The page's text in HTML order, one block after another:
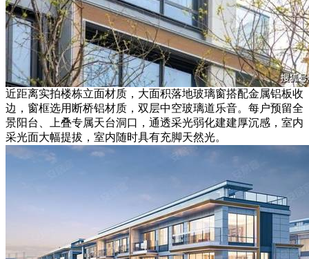
近距离实拍楼栋立面材质，大面积落地玻璃窗搭配金属铝板收
边，窗框选用断桥铝材质，双层中空玻璃道乐音。每户预留全
景阳台、上叠专属天台洞口，通透采光弱化建建厚沉感，室内
采光面大幅提拔，室内随时具有充脚天然光。